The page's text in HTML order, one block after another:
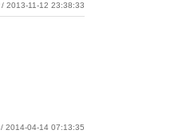
/ 2013-11-12 23:38:33
/ 2014-04-14 07:13:35